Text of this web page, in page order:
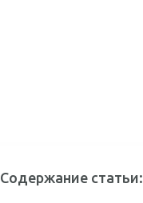
Содержание статьи: